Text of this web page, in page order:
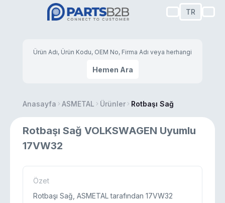
TR
Hemen Ara
Anasayfa ASMETAL Ürünler Rotbaşı Sağ
Rotbaşı Sağ VOLKSWAGEN Uyumlu
17VW32
Özet
Rotbaşı Sağ, ASMETAL tarafından 17VW32